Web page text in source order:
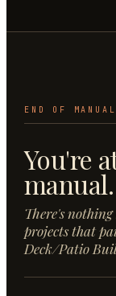
END OF
You're
manual.
There's
projects that
Deck/Patio